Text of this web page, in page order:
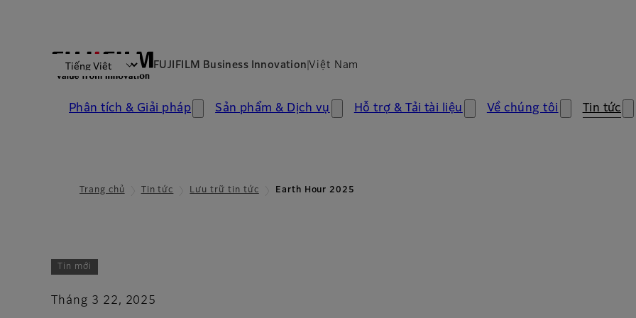
FUJIFILM Business Innovation Việt Nam
Phân tích & Giải pháp Sản phẩm & Dịch vụ Hỗ trợ & Tải tài liệu Về chúng tôi Tin tức
Trang chủ Tin tức Lưu trữ tin tức Earth Hour 2025
Tin mới
Tháng 3 22, 2025